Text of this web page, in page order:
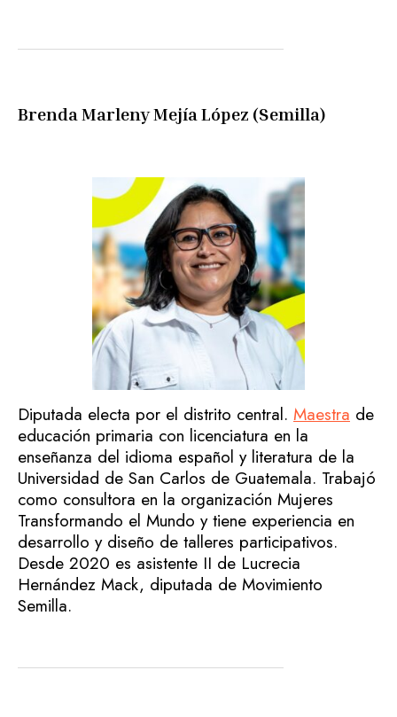
Brenda Marleny Mejía López (Semilla)
Diputada electa por el distrito central. Maestra de
educación primaria con licenciatura en la
enseñanza del idioma español y literatura de la
Universidad de San Carlos de Guatemala. Trabajó
como consultora en la organización Mujeres
Transformando el Mundo y tiene experiencia en
desarrollo y diseño de talleres participativos.
Desde 2020 es asistente II de Lucrecia
Hernández Mack, diputada de Movimiento
Semilla.